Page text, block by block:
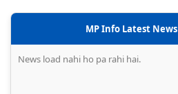
MP Info Latest News
News load nahi ho pa rahi hai.